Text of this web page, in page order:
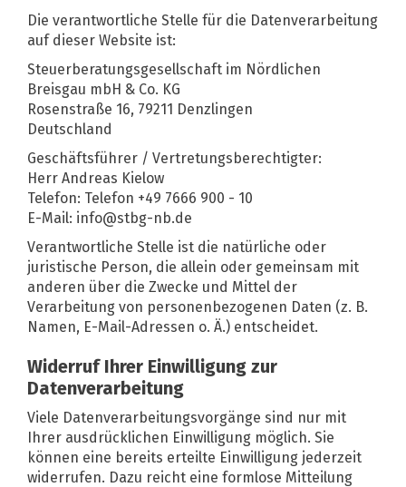
Die verantwortliche Stelle für die Datenverarbeitung
auf dieser Website ist:
Steuerberatungsgesellschaft im Nördlichen
Breisgau mbH & Co. KG
Rosenstraße 16, 79211 Denzlingen
Deutschland
Geschäftsführer / Vertretungsberechtigter:
Herr Andreas Kielow
Telefon: Telefon +49 7666 900 - 10
E-Mail: info@stbg-nb.de
Verantwortliche Stelle ist die natürliche oder
juristische Person, die allein oder gemeinsam mit
anderen über die Zwecke und Mittel der
Verarbeitung von personenbezogenen Daten (z. B.
Namen, E-Mail-Adressen o. Ä.) entscheidet.
Widerruf Ihrer Einwilligung zur
Datenverarbeitung
Viele Datenverarbeitungsvorgänge sind nur mit
Ihrer ausdrücklichen Einwilligung möglich. Sie
können eine bereits erteilte Einwilligung jederzeit
widerrufen. Dazu reicht eine formlose Mitteilung